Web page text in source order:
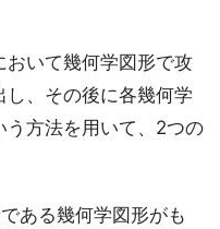
いて幾何学図形で攻
、その後に各幾何学
う方法を用いて、2つの
ある幾何学図形がも